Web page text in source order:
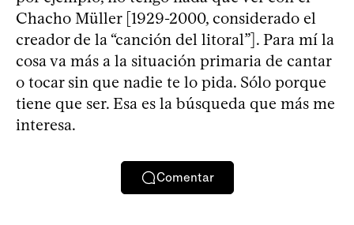
Chacho Müller [1929-2000, considerado el
creador de la “canción del litoral”]. Para mí la
cosa va más a la situación primaria de cantar
o tocar sin que nadie te lo pida. Sólo porque
tiene que ser. Esa es la búsqueda que más me
interesa.
Comentar